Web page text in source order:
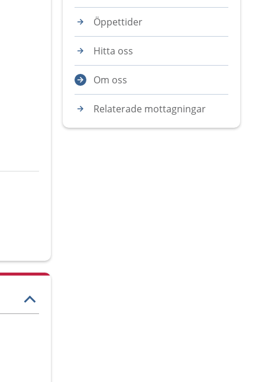
Öppettider
Hitta oss
Om oss
Relaterade mottagningar